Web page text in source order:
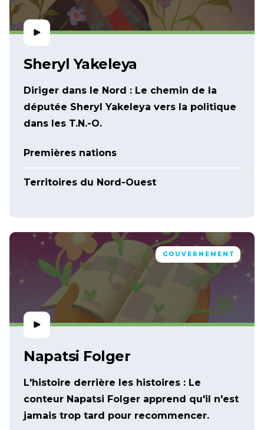
Sheryl Yakeleya
Diriger dans le Nord : Le chemin de la
députée Sheryl Yakeleya vers la politique
dans les T.N.-O.
Premières nations
Territoires du Nord-Ouest
GOUVERNEMENT
Napatsi Folger
L'histoire derrière les histoires : Le
conteur Napatsi Folger apprend qu'il n'est
jamais trop tard pour recommencer.